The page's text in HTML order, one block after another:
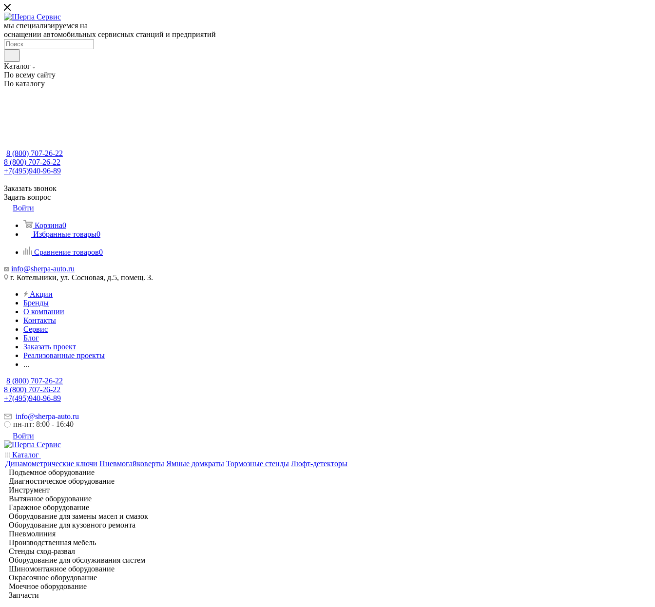
мы специализируемся на
оснащении автомобильных сервисных станций и предприятий
Каталог
По всему сайту
По каталогу
8 (800) 707-26-22
8 (800) 707-26-22
+7(495)940-96-89
Заказать звонок
Задать вопрос
Войти
Корзина0
Избранные товары0
Сравнение товаров0
info@sherpa-auto.ru
г. Котельники, ул. Сосновая, д.5, помещ. 3.
Акции
Бренды
О компании
Контакты
Сервис
Блог
Заказать проект
Реализованные проекты
...
8 (800) 707-26-22
8 (800) 707-26-22
+7(495)940-96-89
info@sherpa-auto.ru
пн-пт: 8:00 - 16:40
Войти
Каталог
Динамометрические ключи Пневмогайковерты Ямные домкраты Тормозные стенды Люфт-детекторы
Подъемное оборудование
Диагностическое оборудование
Инструмент
Вытяжное оборудование
Гаражное оборудование
Оборудование для замены масел и смазок
Оборудование для кузовного ремонта
Пневмолиния
Производственная мебель
Стенды сход-развал
Оборудование для обслуживания систем
Шиномонтажное оборудование
Окрасочное оборудование
Моечное оборудование
Запчасти